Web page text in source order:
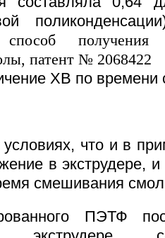
ХВ по времени
что и в
в экструдере,
смешивания
ПЭТФ